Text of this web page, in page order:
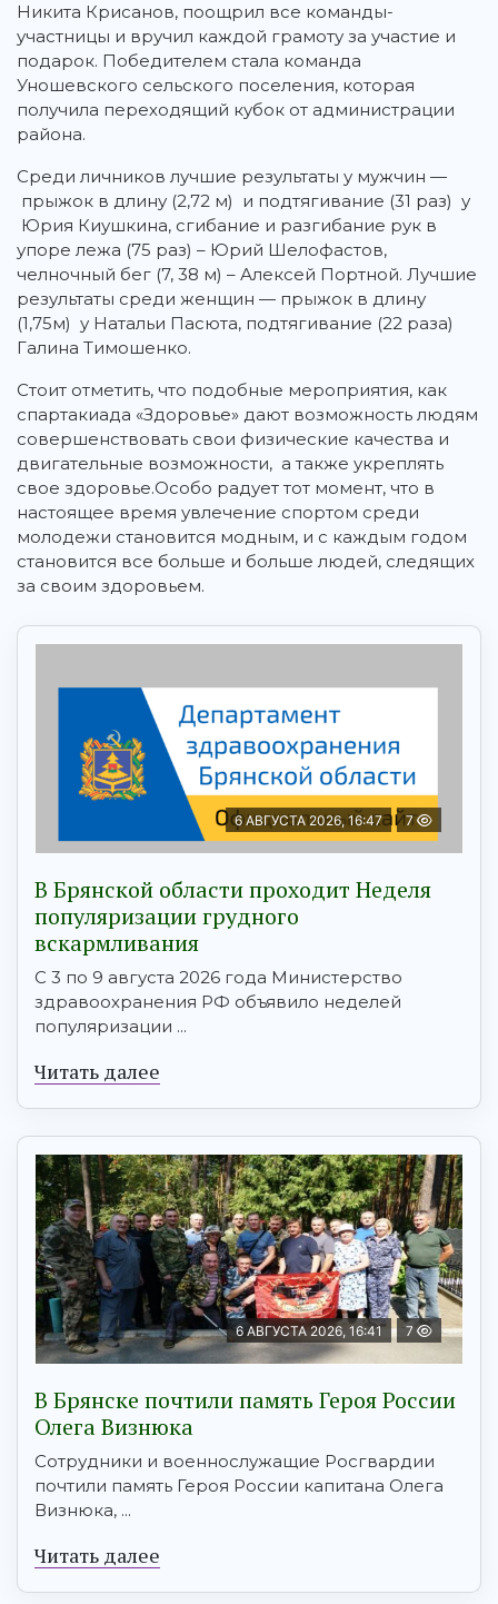
Никита Крисанов, поощрил все команды-
участницы и вручил каждой грамоту за участие и
подарок. Победителем стала команда
Уношевского сельского поселения, которая
получила переходящий кубок от администрации
района.
Среди личников лучшие результаты у мужчин —
прыжок в длину (2,72 м) и подтягивание (31 раз) у
Юрия Киушкина, сгибание и разгибание рук в
упоре лежа (75 раз) – Юрий Шелофастов,
челночный бег (7, 38 м) – Алексей Портной. Лучшие
результаты среди женщин — прыжок в длину
(1,75м) у Натальи Пасюта, подтягивание (22 раза)
Галина Тимошенко.
Стоит отметить, что подобные мероприятия, как
спартакиада «Здоровье» дают возможность людям
совершенствовать свои физические качества и
двигательные возможности, а также укреплять
свое здоровье.Особо радует тот момент, что в
настоящее время увлечение спортом среди
молодежи становится модным, и с каждым годом
становится все больше и больше людей, следящих
за своим здоровьем.
6 АВГУСТА 2026, 16:47 7
В Брянской области проходит Неделя
популяризации грудного
вскармливания
С 3 по 9 августа 2026 года Министерство
здравоохранения РФ объявило неделей
популяризации ...
Читать далее
6 АВГУСТА 2026, 16:41 7
В Брянске почтили память Героя России
Олега Визнюка
Сотрудники и военнослужащие Росгвардии
почтили память Героя России капитана Олега
Визнюка, ...
Читать далее